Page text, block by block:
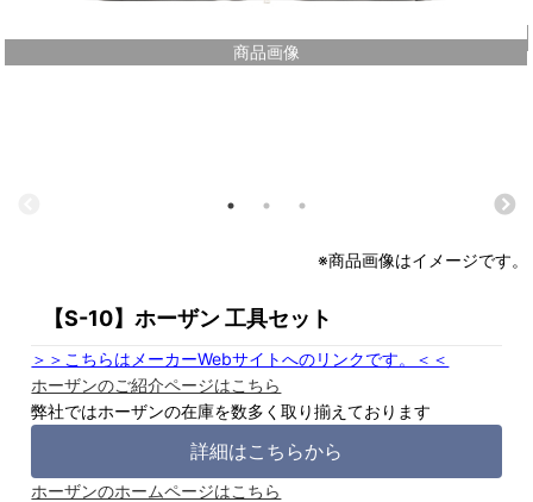
商品画像
※商品画像はイメージです。
【S-10】ホーザン 工具セット
＞＞こちらはメーカーWebサイトへのリンクです。＜＜
ホーザンのご紹介ページはこちら
弊社ではホーザンの在庫を数多く取り揃えております
詳細はこちらから
ホーザンのホームページはこちら